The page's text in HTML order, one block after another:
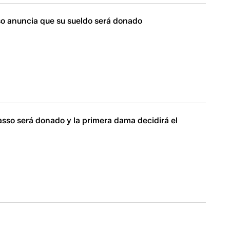
anuncia que su sueldo será donado
será donado y la primera dama decidirá el